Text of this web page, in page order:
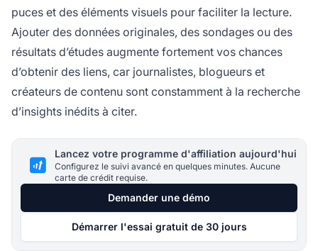
puces et des éléments visuels pour faciliter la lecture.
Ajouter des données originales, des sondages ou des
résultats d’études augmente fortement vos chances
d’obtenir des liens, car journalistes, blogueurs et
créateurs de contenu sont constamment à la recherche
d’insights inédits à citer.
Lancez votre programme d'affiliation aujourd'hui
Configurez le suivi avancé en quelques minutes. Aucune
carte de crédit requise.
Demander une démo
Démarrer l'essai gratuit de 30 jours